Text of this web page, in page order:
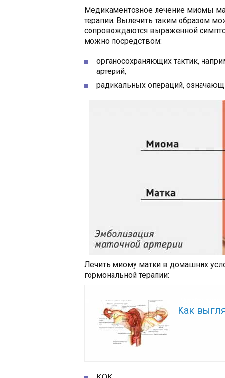
Медикаментозное лечение миомы
терапии. Вылечить таким образом
сопровождаются выраженной
можно посредством:
органосохраняющих тактик,
артерий,
радикальных операций,
Лечить миому матки в домашних
гормональной терапии:
Как